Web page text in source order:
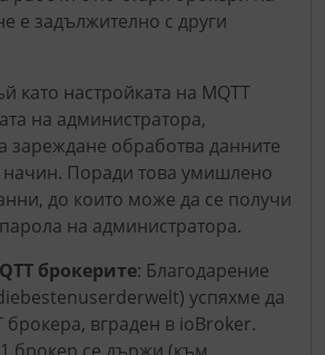
е задължително с други
като настройката на MQTT
на администратора,
зареждане обработва данните
начин. Поради това умишлено
до които може да се получи
на администратора.
брокерите: Благодарение
успяхме да
брокера, вграден в ioBroker.